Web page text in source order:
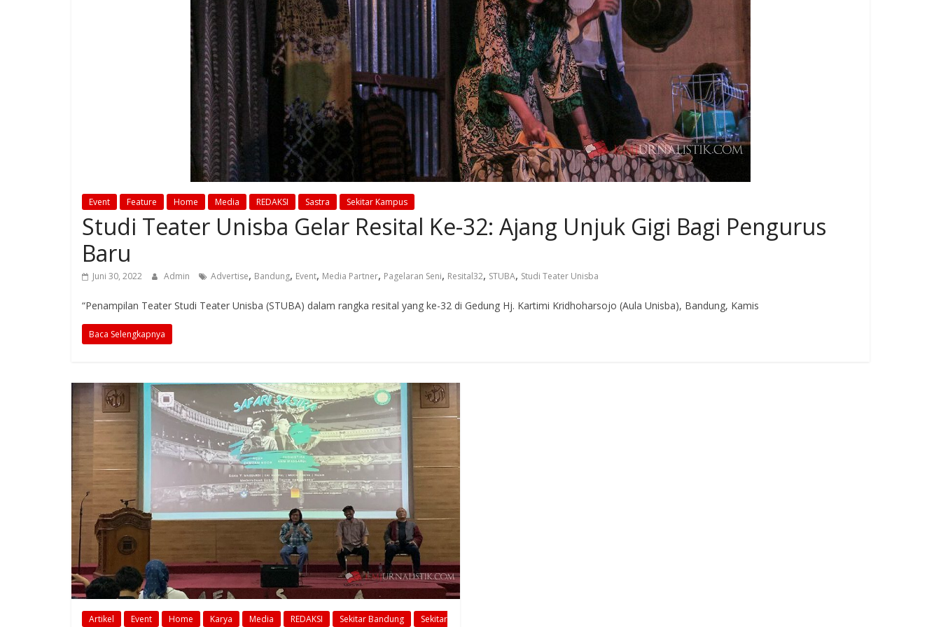
Event Feature Home Media REDAKSI Sastra Sekitar Kampus
Studi Teater Unisba Gelar Resital Ke-32: Ajang Unjuk Gigi Bagi Pengurus
Baru
Juni 30, 2022 Admin Advertise, Bandung, Event, Media Partner, Pagelaran Seni, Resital32, STUBA, Studi Teater Unisba
“Penampilan Teater Studi Teater Unisba (STUBA) dalam rangka resital yang ke-32 di Gedung Hj. Kartimi Kridhoharsojo (Aula Unisba), Bandung, Kamis
Baca Selengkapnya
Artikel Event Home Karya Media REDAKSI Sekitar Bandung Sekitar